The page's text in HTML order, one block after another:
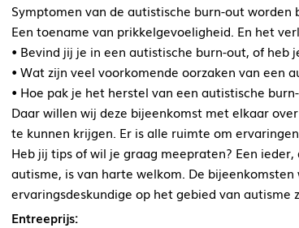
Symptomen van de autistische burn-out
Een toename van prikkelgevoeligheid. En het
• Bevind jij je in een autistische burn-out, of heb
• Wat zijn veel voorkomende oorzaken van een
• Hoe pak je het herstel van een autistische
Daar willen wij deze bijeenkomst met elkaar
te kunnen krijgen. Er is alle ruimte om
Heb jij tips of wil je graag meepraten? Een
autisme, is van harte welkom. De
ervaringsdeskundige op het gebied van autisme
Entreeprijs: